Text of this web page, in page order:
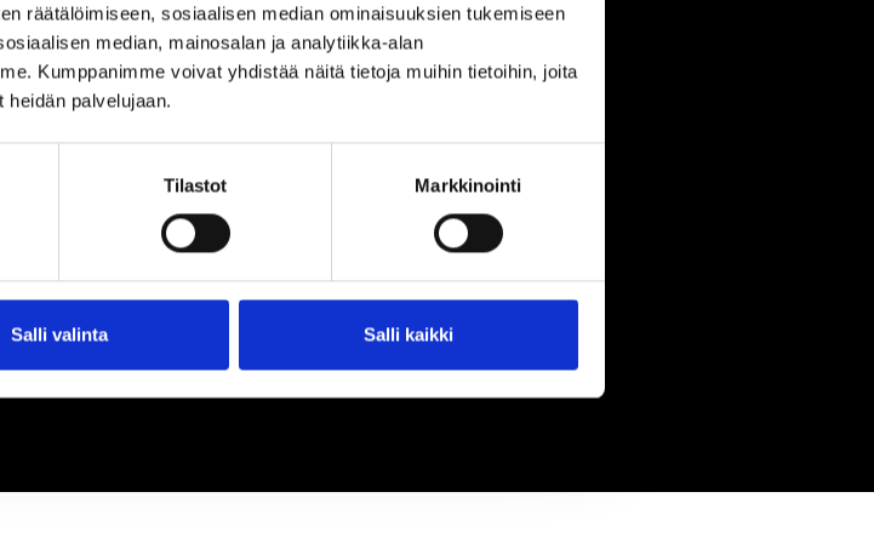
räätälöimiseen, sosiaalisen median ominaisuuksien tukemiseen
median, mainosalan ja analytiikka-alan
Kumppanimme voivat yhdistää näitä tietoja muihin tietoihin, joita
palvelujaan.
Tilastot Markkinointi
Salli valinta Salli kaikki